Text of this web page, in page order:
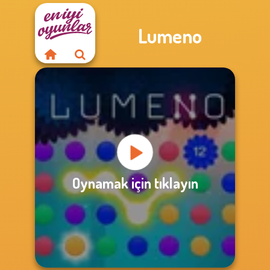
Lumeno
Oynamak için tıklayın